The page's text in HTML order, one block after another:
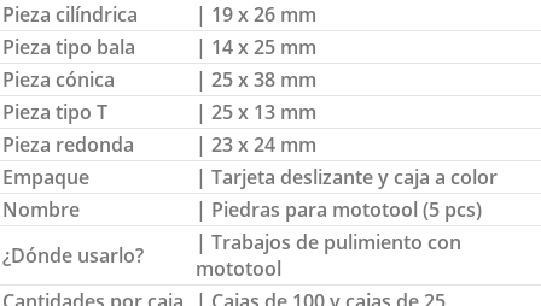
Pieza cilíndrica
| 19 x 26 mm
Pieza tipo bala
| 14 x 25 mm
Pieza cónica
| 25 x 38 mm
Pieza tipo T
| 25 x 13 mm
Pieza redonda
| 23 x 24 mm
Empaque
| Tarjeta deslizante y caja a color
Nombre
| Piedras para mototool (5 pcs)
¿Dónde usarlo?
| Trabajos de pulimiento con
mototool